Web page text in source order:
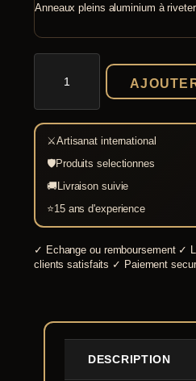
Anneaux pleins aluminium à
quantité
Anneaux
à
riveter
⚔Artisanat international
🛡Produits selectionnes
🚚Livraison suivie
⭐15 ans d'experience
✓ Echange ou remboursement ✓
clients satisfaits ✓ Paiement
DESCRIPTION